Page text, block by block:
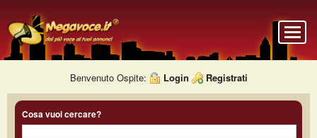
Benvenuto Ospite: Login Registrati
Cosa vuoi cercare?